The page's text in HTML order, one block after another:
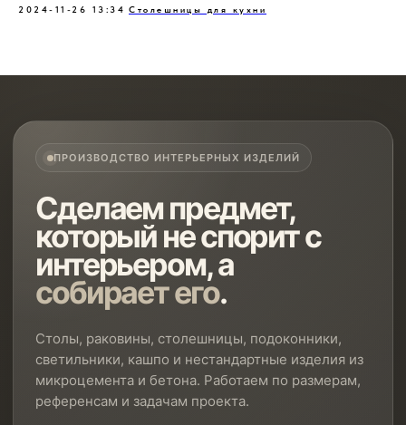
2024-11-26 13:34 Столешницы для кухни
ПРОИЗВОДСТВО ИНТЕРЬЕРНЫХ ИЗДЕЛИЙ
Сделаем предмет,
который не спорит с
интерьером, а
собирает его.
Столы, раковины, столешницы, подоконники,
светильники, кашпо и нестандартные изделия из
микроцемента и бетона. Работаем по размерам,
референсам и задачам проекта.